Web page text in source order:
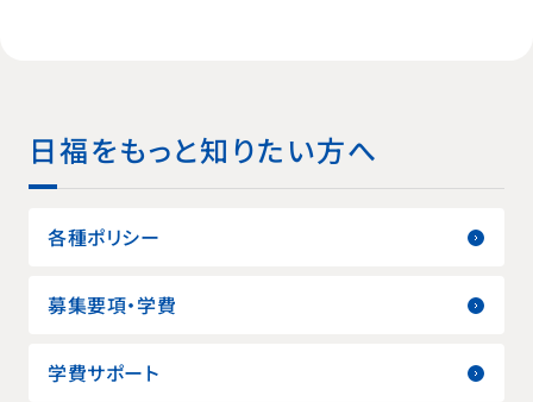
日福をもっと知りたい方へ
各種ポリシー
募集要項・学費
学費サポート